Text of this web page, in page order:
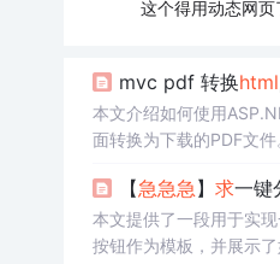
这个得用动态网
mvc pdf 转换html
本文介绍如何使用
面转换为下载的PDF文
【急急急】 求一键
本文提供了一段用于实
按钮作为模板，并展示